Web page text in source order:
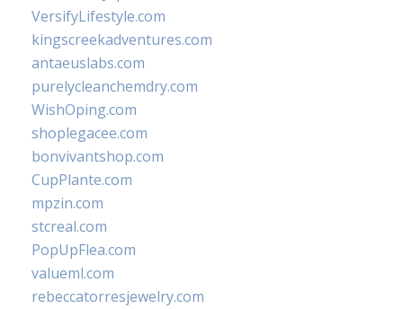
VersifyLifestyle.com
kingscreekadventures.com
antaeuslabs.com
purelycleanchemdry.com
WishOping.com
shoplegacee.com
bonvivantshop.com
CupPlante.com
mpzin.com
stcreal.com
PopUpFlea.com
valueml.com
rebeccatorresjewelry.com